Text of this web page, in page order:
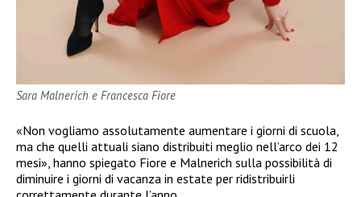
Sara Malnerich e Francesca Fiore
«Non vogliamo assolutamente aumentare i giorni di scuola,
ma che quelli attuali siano distribuiti meglio nell’arco dei 12
mesi», hanno spiegato Fiore e Malnerich sulla possibilità di
diminuire i giorni di vacanza in estate per ridistribuirli